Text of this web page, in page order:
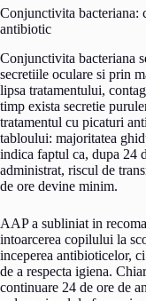
Conjunctivita bacteriana:
antibiotic
Conjunctivita bacteriana
secretiile oculare si prin
lipsa tratamentului,
timp exista secretie
tratamentul cu picaturi
tabloului: majoritatea
indica faptul ca, dupa 24
administrat, riscul de
de ore devine minim.
AAP a subliniat in
intoarcerea copilului la
inceperea antibioticelor,
de a respecta igiena.
continuare 24 de ore de